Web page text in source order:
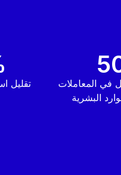
في المعاملات
البشرية
تقليل